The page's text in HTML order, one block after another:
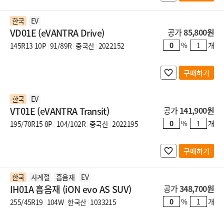
한국 EV
VD01E (eVANTRA Drive)
145R13 10P 91/89R 중국산 2022152
공가85,800원
% 개
구매하기
한국 EV
VT01E (eVANTRA Transit)
195/70R15 8P 104/102R 중국산 2022195
공가141,900원
% 개
구매하기
한국 사계절 흡음재 EV
IH01A 흡음재 (iON evo AS SUV)
255/45R19 104W 한국산 1033215
공가348,700원
% 개